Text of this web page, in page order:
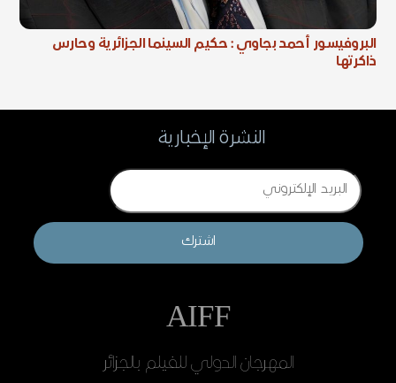
البروفيسور أحمد بجاوي : حكيم السينما الجزائرية وحارس
ذاكرتها
النشرة الإخبارية
Email
اشترك
AIFF
المهرجان الدولي للفيلم بالجزائر